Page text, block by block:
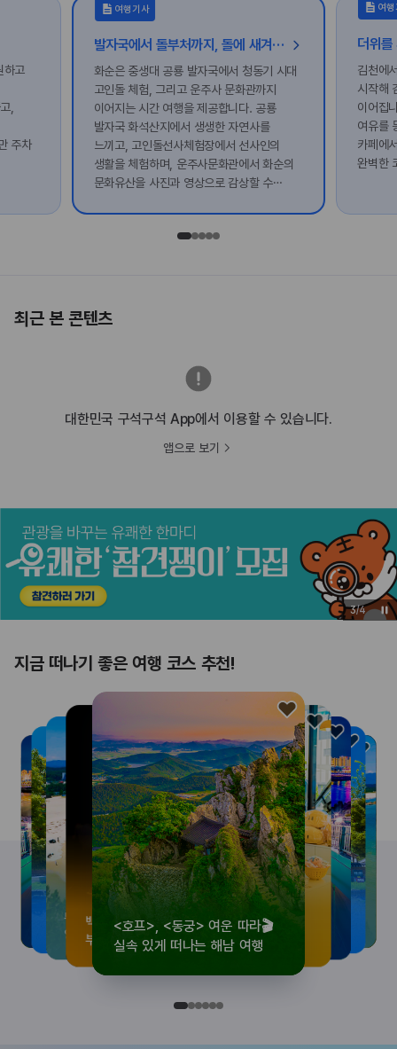
하고
,
주차
여행기사
발자국에서 돌부처까지, 돌에 새겨진 화순의 시간
화순은 중생대 공룡 발자국에서 청동기 시대
고인돌 체험, 그리고 운주사 문화관까지
이어지는 시간 여행을 제공합니다. 공룡
발자국 화석산지에서 생생한 자연사를
느끼고, 고인돌선사체험장에서 선사인의
생활을 체험하며, 운주사문화관에서 화순의
문화유산을 사진과 영상으로 감상할 수
여
김천에
시작해
이어집
여유를
카페에
완벽한
최근 본 콘텐츠
대한민국 구석구석 App에서 이용할 수 있습니다.
앱으로 보기
3/4
지금 떠나기 좋은 여행 코스 추천!
<호프>, <동궁> 여운 따라🎬
실속 있게 떠나는 해남 여행
로컬 감성 수집!
전국 로컬 기념품숍 3곳⭐
우리말이 더 재미있어지는
세종 한글 여행
숲길부터 천년 고찰까지!
마음에 쉼을 더하는 부안
뚜벅이 여행자 주목🚶
양양 1박 2일 코스
백제의 숨결을 따라,
부여에서 만나는 여름
<호프>, <동궁> 여운 따라🎬
실속 있게 떠나는 해남 여행
로컬 감성 수집!
전국 로컬 기념품숍 3곳⭐
우리말이 더 재미있어지는
세종 한글 여행
숲길부터 천년 고찰까지!
마음에 쉼을 더하는 부안
뚜벅이 여행자 주목🚶
양양 1박 2일 코스
백제의 숨결을 따라,
부여에서 만나는 여름
<호프>, <동궁> 여운 따라🎬
실속 있게 떠나는 해남 여행
로컬 감성 수집!
전국 로컬 기념품숍 3곳⭐
우리말이 더 재미있어지는
세종 한글 여행
숲길부터 천년 고찰까지!
마음에 쉼을 더하는 부안
뚜벅이 여행자 주목🚶
양양 1박 2일 코스
백제의 숨결을 따라,
부여에서 만나는 여름